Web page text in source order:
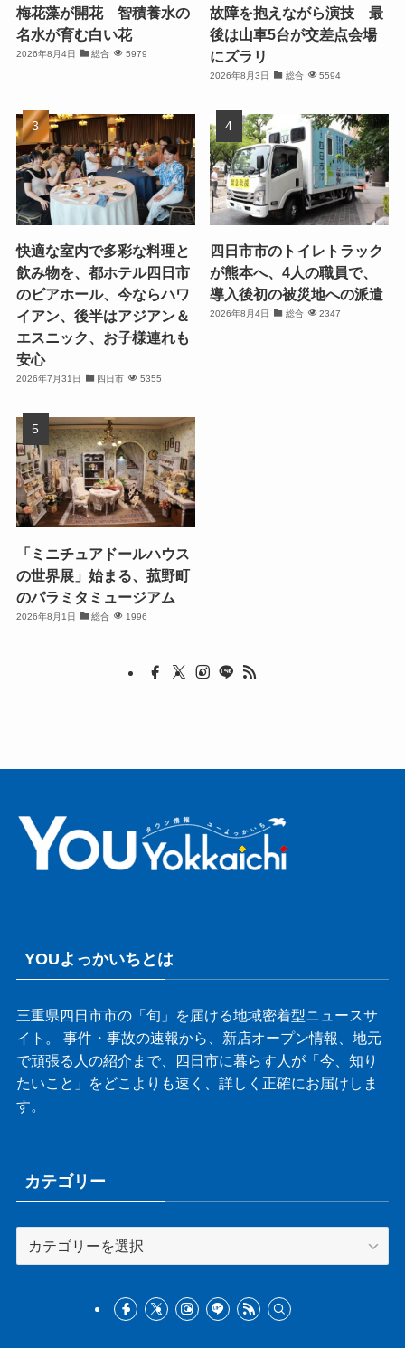
梅花藻が開花 智積養水の
名水が育む白い花
2026年8月4日 総合 5979
故障を抱えながら演技 最
後は山車5台が交差点会場
にズラリ
2026年8月3日 総合 5594
快適な室内で多彩な料理と
飲み物を、都ホテル四日市
のビアホール、今ならハワ
イアン、後半はアジアン＆
エスニック、お子様連れも
安心
2026年7月31日 四日市 5355
四日市市のトイレトラック
が熊本へ、4人の職員で、
導入後初の被災地への派遣
2026年8月4日 総合 2347
「ミニチュアドールハウス
の世界展」始まる、菰野町
のパラミタミュージアム
2026年8月1日 総合 1996
YOUよっかいちとは
三重県四日市市の「旬」を届ける地域密着型ニュースサ
イト。 事件・事故の速報から、新店オープン情報、地元
で頑張る人の紹介まで、四日市に暮らす人が「今、知り
たいこと」をどこよりも速く、詳しく正確にお届けしま
す。
カテゴリー
テ